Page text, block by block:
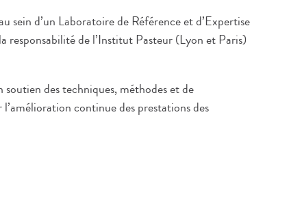
d’un Laboratoire de Référence et d’Expertise
de l’Institut Pasteur (Lyon et Paris)
soutien des techniques, méthodes et de
continue des prestations des